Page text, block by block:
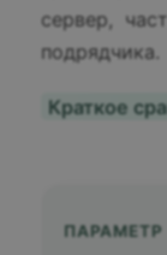
сервер,
подрядчика.
Краткое
ПАРАМЕТР